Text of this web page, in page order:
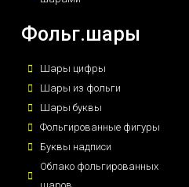
Фольг.шары
Шары цифры
Шары из фольги
Шары буквы
Фольгированные фигуры
Буквы надписи
Облако фольгированных